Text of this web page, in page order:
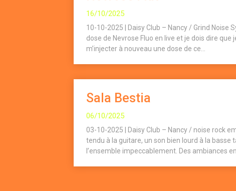
16/10/2025
10-10-2025 | Daisy Club – Nancy / Grind Noise
dose de Nevrose Fluo en live et je dois dire
m’injecter à nouveau une dose de ce...
Sala Bestia
06/10/2025
03-10-2025 | Daisy Club – Nancy / noise rock
tendu à la guitare, un son bien lourd à la
l’ensemble impeccablement. Des ambiances